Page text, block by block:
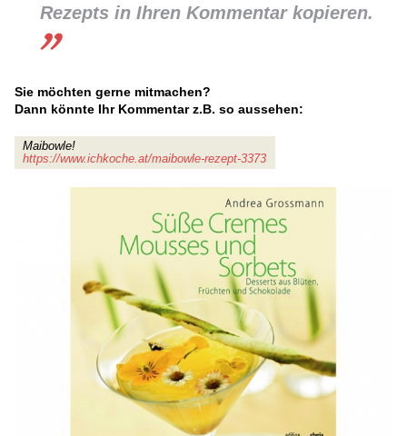
Rezepts in Ihren Kommentar kopieren.
Sie möchten gerne mitmachen?
Dann könnte Ihr Kommentar z.B. so aussehen:
Maibowle!
https://www.ichkoche.at/maibowle-rezept-3373